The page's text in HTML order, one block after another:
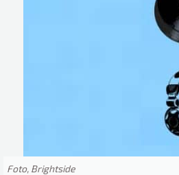
Foto, Brightside